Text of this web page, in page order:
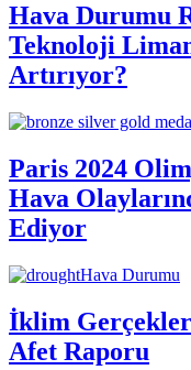
Hava Durumu
Teknoloji
Artırıyor?
Paris 2024
Hava
Ediyor
Hava Durumu
İklim
Afet Raporu